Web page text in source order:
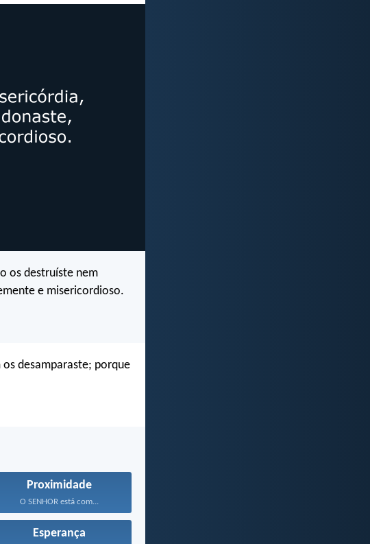
os destruíste nem
e misericordioso.
desamparaste; porque
Proximidade
O SENHOR está com...
Esperança